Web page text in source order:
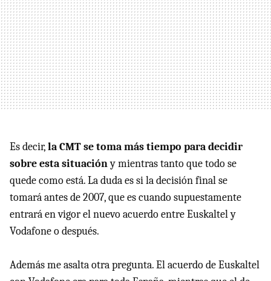
Es decir,la CMT se toma más tiempo para decidir
sobre esta situacióny mientras tanto que todo se
quede como está. La duda es si la decisión final se
tomará antes de 2007, que es cuando supuestamente
entrará en vigor el nuevo acuerdo entre Euskaltel y
Vodafone o después.
Además me asalta otra pregunta. El acuerdo de Euskaltel